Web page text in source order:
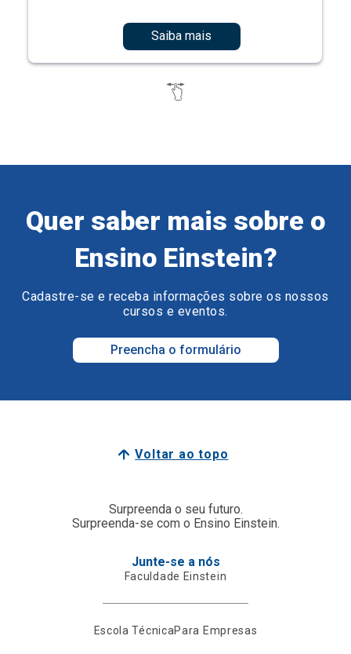
Saiba mais
Quer saber mais sobre o
Ensino Einstein?
Cadastre-se e receba informações sobre os nossos
cursos e eventos.
Preencha o formulário
Voltar ao topo
Surpreenda o seu futuro.
Surpreenda-se com o Ensino Einstein.
Junte-se a nós
Faculdade Einstein
Escola TécnicaPara Empresas